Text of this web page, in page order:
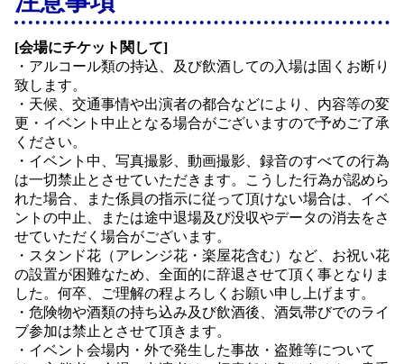
[会場にチケット関して]
・アルコール類の持込、及び飲酒しての入場は固くお断り
致します。
・天候、交通事情や出演者の都合などにより、内容等の変
更・イベント中止となる場合がございますので予めご了承
ください。
・イベント中、写真撮影、動画撮影、録音のすべての行為
は一切禁止とさせていただきます。こうした行為が認めら
れた場合、また係員の指示に従って頂けない場合は、イベ
ントの中止、または途中退場及び没収やデータの消去をさ
せていただく場合がございます。
・スタンド花（アレンジ花・楽屋花含む）など、お祝い花
の設置が困難なため、全面的に辞退させて頂く事となりま
した。何卒、ご理解の程よろしくお願い申し上げます。
・危険物や酒類の持ち込み及び飲酒後、酒気帯びでのライ
ブ参加は禁止とさせて頂きます。
・イベント会場内・外で発生した事故・盗難等について